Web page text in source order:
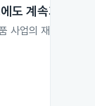
도 계속기업 유
사업의 재무상태